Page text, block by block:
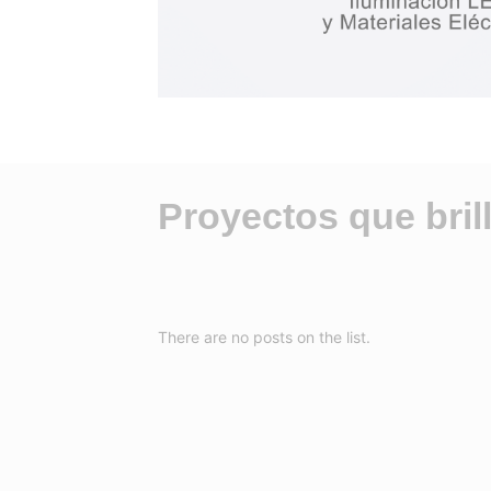
Proyectos que
There are no posts on the list.